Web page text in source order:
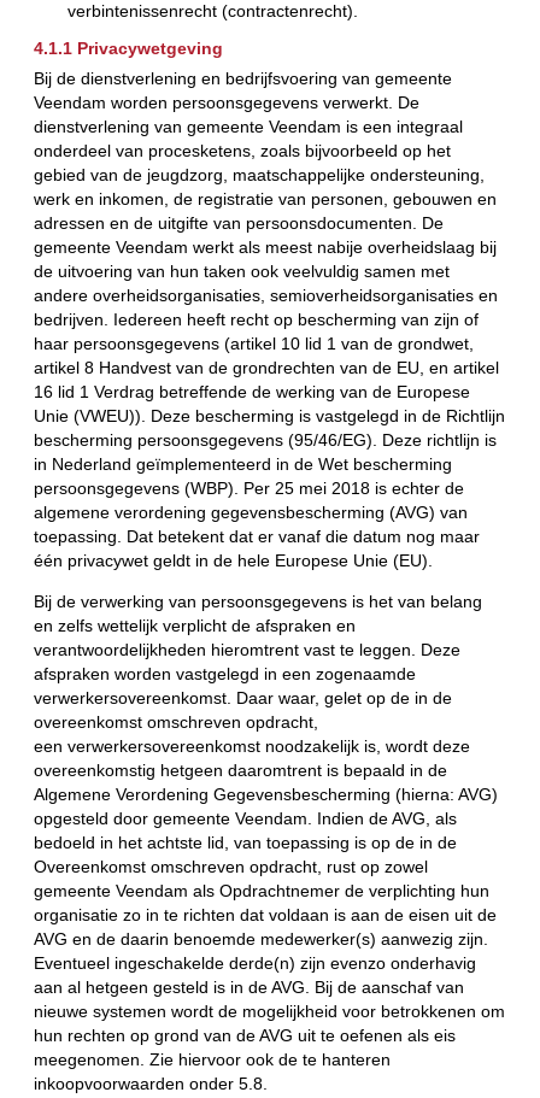
verbintenissenrecht (contractenrecht).
4.1.1 Privacywetgeving
Bij de dienstverlening en bedrijfsvoering van gemeente
Veendam worden persoonsgegevens verwerkt. De
dienstverlening van gemeente Veendam is een integraal
onderdeel van procesketens, zoals bijvoorbeeld op het
gebied van de jeugdzorg, maatschappelijke ondersteuning,
werk en inkomen, de registratie van personen, gebouwen en
adressen en de uitgifte van persoonsdocumenten. De
gemeente Veendam werkt als meest nabije overheidslaag bij
de uitvoering van hun taken ook veelvuldig samen met
andere overheidsorganisaties, semioverheidsorganisaties en
bedrijven. Iedereen heeft recht op bescherming van zijn of
haar persoonsgegevens (artikel 10 lid 1 van de grondwet,
artikel 8 Handvest van de grondrechten van de EU, en artikel
16 lid 1 Verdrag betreffende de werking van de Europese
Unie (VWEU)). Deze bescherming is vastgelegd in de Richtlijn
bescherming persoonsgegevens (95/46/EG). Deze richtlijn is
in Nederland geïmplementeerd in de Wet bescherming
persoonsgegevens (WBP). Per 25 mei 2018 is echter de
algemene verordening gegevensbescherming (AVG) van
toepassing. Dat betekent dat er vanaf die datum nog maar
één privacywet geldt in de hele Europese Unie (EU).
Bij de verwerking van persoonsgegevens is het van belang
en zelfs wettelijk verplicht de afspraken en
verantwoordelijkheden hieromtrent vast te leggen. Deze
afspraken worden vastgelegd in een zogenaamde
verwerkersovereenkomst. Daar waar, gelet op de in de
overeenkomst omschreven opdracht,
een verwerkersovereenkomst noodzakelijk is, wordt deze
overeenkomstig hetgeen daaromtrent is bepaald in de
Algemene Verordening Gegevensbescherming (hierna: AVG)
opgesteld door gemeente Veendam. Indien de AVG, als
bedoeld in het achtste lid, van toepassing is op de in de
Overeenkomst omschreven opdracht, rust op zowel
gemeente Veendam als Opdrachtnemer de verplichting hun
organisatie zo in te richten dat voldaan is aan de eisen uit de
AVG en de daarin benoemde medewerker(s) aanwezig zijn.
Eventueel ingeschakelde derde(n) zijn evenzo onderhavig
aan al hetgeen gesteld is in de AVG. Bij de aanschaf van
nieuwe systemen wordt de mogelijkheid voor betrokkenen om
hun rechten op grond van de AVG uit te oefenen als eis
meegenomen. Zie hiervoor ook de te hanteren
inkoopvoorwaarden onder 5.8.